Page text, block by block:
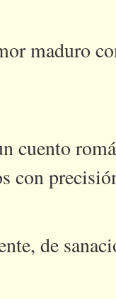
maduro
cuento
con
de